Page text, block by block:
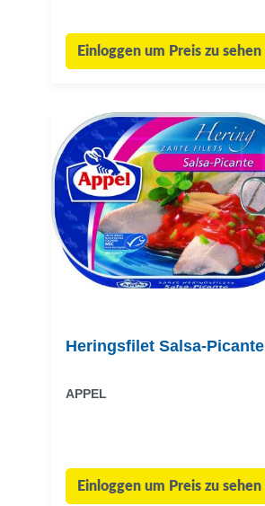
Einloggen um Preis zu sehen
Heringsfilet Salsa-Picante
APPEL
Einloggen um Preis zu sehen